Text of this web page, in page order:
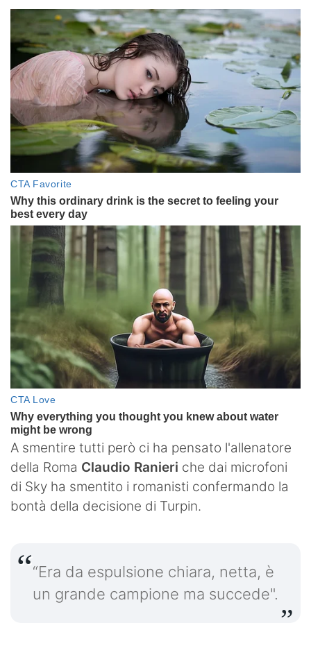
A smentire tutti però ci ha pensato l'allenatore
della Roma Claudio Ranieri che dai microfoni
di Sky ha smentito i romanisti confermando la
bontà della decisione di Turpin.
“Era da espulsione chiara, netta, è
un grande campione ma succede".